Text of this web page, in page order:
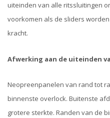
uiteinden van alle ritssluitingen
voorkomen als de sliders
kracht.
Afwerking aan de uiteinden
Neopreenpanelen van rand tot
binnenste overlock. Buitenste
grotere sterkte. Randen van de